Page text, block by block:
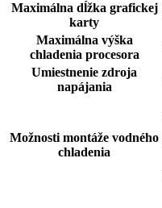
Maximálna dĺžka grafickej
karty
Maximálna výška
chladenia procesora
Umiestnenie zdroja
napájania
Možnosti montáže vodného
chladenia